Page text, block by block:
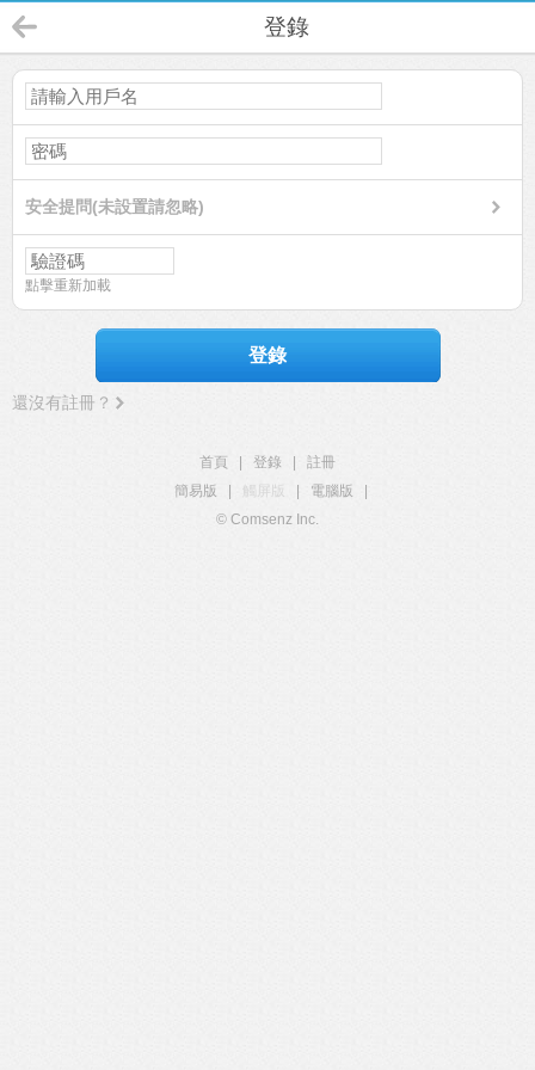
登錄
安全提問(未設置請忽略)
點擊重新加載
登錄
還沒有註冊？
首頁 登錄
註冊
簡易版
觸屏版 電腦版
© Comsenz Inc.